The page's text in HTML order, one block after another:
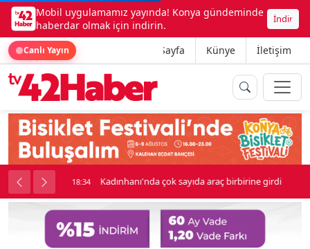
Mobil uygulamamız yayında! Konya gündeminde
haberdar olmak için indirin.
İndir
Canlı Yayın Ana Sayfa Künye İletişim
soygun 18:34 Kadınhanı'nda çok sayıda araç birbirine girdi